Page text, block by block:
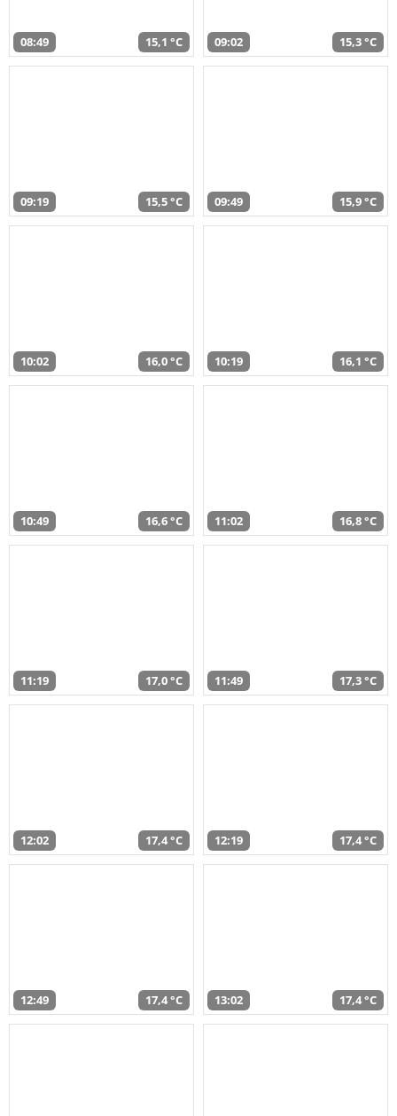
08:49 15,1 °C 09:02 15,3 °C
09:19 15,5 °C 09:49 15,9 °C
10:02 16,0 °C 10:19 16,1 °C
10:49 16,6 °C 11:02 16,8 °C
11:19 17,0 °C 11:49 17,3 °C
12:02 17,4 °C 12:19 17,4 °C
12:49 17,4 °C 13:02 17,4 °C